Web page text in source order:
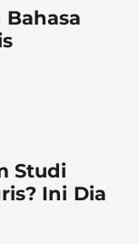
Studi
Ini Dia